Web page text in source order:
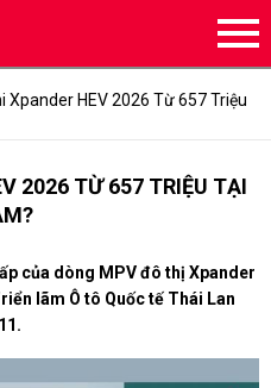
Xpander HEV 2026 Từ 657 Triệu
2026 TỪ 657 TRIỆU TẠI
của dòng MPV đô thị Xpander
lãm Ô tô Quốc tế Thái Lan